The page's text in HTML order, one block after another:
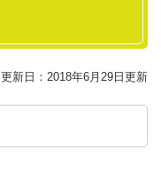
更新日：2018年6月29日更新